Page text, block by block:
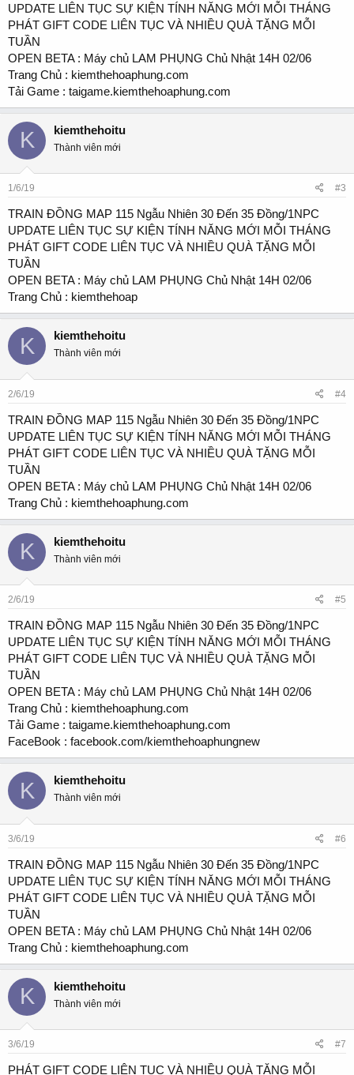
UPDATE LIÊN TỤC SỰ KIỆN TÍNH NĂNG MỚI MỖI THÁNG
PHÁT GIFT CODE LIÊN TỤC VÀ NHIỀU QUÀ TẶNG MỖI
TUẦN
OPEN BETA : Máy chủ LAM PHỤNG Chủ Nhật 14H 02/06
Trang Chủ : kiemthehoaphung.com
Tải Game : taigame.kiemthehoaphung.com
K kiemthehoitu
Thành viên mới
1/6/19 #3
TRAIN ĐỒNG MAP 115 Ngẫu Nhiên 30 Đến 35 Đồng/1NPC
UPDATE LIÊN TỤC SỰ KIỆN TÍNH NĂNG MỚI MỖI THÁNG
PHÁT GIFT CODE LIÊN TỤC VÀ NHIỀU QUÀ TẶNG MỖI
TUẦN
OPEN BETA : Máy chủ LAM PHỤNG Chủ Nhật 14H 02/06
Trang Chủ : kiemthehoap
K kiemthehoitu
Thành viên mới
2/6/19 #4
TRAIN ĐỒNG MAP 115 Ngẫu Nhiên 30 Đến 35 Đồng/1NPC
UPDATE LIÊN TỤC SỰ KIỆN TÍNH NĂNG MỚI MỖI THÁNG
PHÁT GIFT CODE LIÊN TỤC VÀ NHIỀU QUÀ TẶNG MỖI
TUẦN
OPEN BETA : Máy chủ LAM PHỤNG Chủ Nhật 14H 02/06
Trang Chủ : kiemthehoaphung.com
K kiemthehoitu
Thành viên mới
2/6/19 #5
TRAIN ĐỒNG MAP 115 Ngẫu Nhiên 30 Đến 35 Đồng/1NPC
UPDATE LIÊN TỤC SỰ KIỆN TÍNH NĂNG MỚI MỖI THÁNG
PHÁT GIFT CODE LIÊN TỤC VÀ NHIỀU QUÀ TẶNG MỖI
TUẦN
OPEN BETA : Máy chủ LAM PHỤNG Chủ Nhật 14H 02/06
Trang Chủ : kiemthehoaphung.com
Tải Game : taigame.kiemthehoaphung.com
FaceBook : facebook.com/kiemthehoaphungnew
K kiemthehoitu
Thành viên mới
3/6/19 #6
TRAIN ĐỒNG MAP 115 Ngẫu Nhiên 30 Đến 35 Đồng/1NPC
UPDATE LIÊN TỤC SỰ KIỆN TÍNH NĂNG MỚI MỖI THÁNG
PHÁT GIFT CODE LIÊN TỤC VÀ NHIỀU QUÀ TẶNG MỖI
TUẦN
OPEN BETA : Máy chủ LAM PHỤNG Chủ Nhật 14H 02/06
Trang Chủ : kiemthehoaphung.com
K kiemthehoitu
Thành viên mới
3/6/19 #7
PHÁT GIFT CODE LIÊN TỤC VÀ NHIỀU QUÀ TẶNG MỖI